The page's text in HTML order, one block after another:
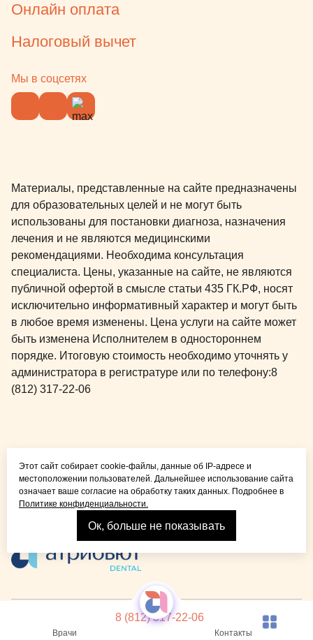
Врачи
8 (812) 317-22-06
Контакты
Онлайн оплата
Налоговый вычет
Мы в соцсетях
Материалы, представленные на сайте предназначены
для образовательных целей и не могут быть
использованы для постановки диагноза, назначения
лечения и не являются медицинскими
рекомендациями. Необходима консультация
специалиста. Цены, указанные на сайте, не являются
публичной офертой в смысле статьи 435 ГК.РФ, носят
исключительно информативный характер и могут быть
в любое время изменены. Цена услуги на сайте может
быть изменена Исполнителем в одностороннем
порядке. Итоговую стоимость необходимо уточнять у
администратора в регистратуре или по телефону:8
(812) 317-22-06
детей и взрослых
Взрослая стоматология
© 2026 Детская стоматология Atribeaute KIDSЛицензия
Политика конфиденциальности Карта сайта
Этот сайт собирает cookie-файлы, данные об IP-адресе и
местоположении пользователей. Дальнейшее использование сайта
означает ваше согласие на обработку таких данных. Подробнее в
Политике конфиденциальности.
Ок, больше не показывать